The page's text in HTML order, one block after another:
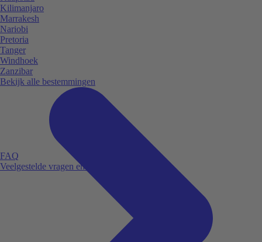
FAQ
Veelgestelde vragen en antwoorden.
Kilimanjaro
Marrakesh
Nariobi
Pretoria
Tanger
Windhoek
Zanzibar
Bekijk alle bestemmingen